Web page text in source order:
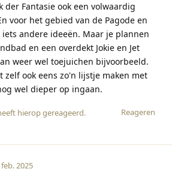
der Fantasie ook een volwaardig
voor het gebied van de Pagode en
andere ideeën. Maar je plannen
en een overdekt Jokie en Jet
weer wel toejuichen bijvoorbeeld.
zelf ook eens zo'n lijstje maken met
wel dieper op ingaan.
Reageren
hierop gereageerd.
feb. 2025